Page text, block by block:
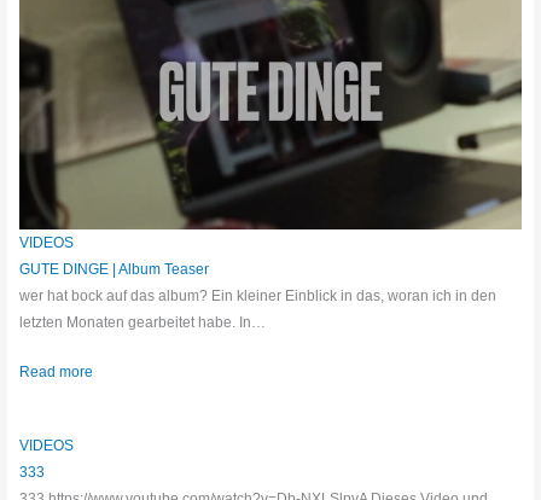
VIDEOS
GUTE DINGE | Album Teaser
wer hat bock auf das album? Ein kleiner Einblick in das, woran ich in den
letzten Monaten gearbeitet habe. In…
Read more
VIDEOS
333